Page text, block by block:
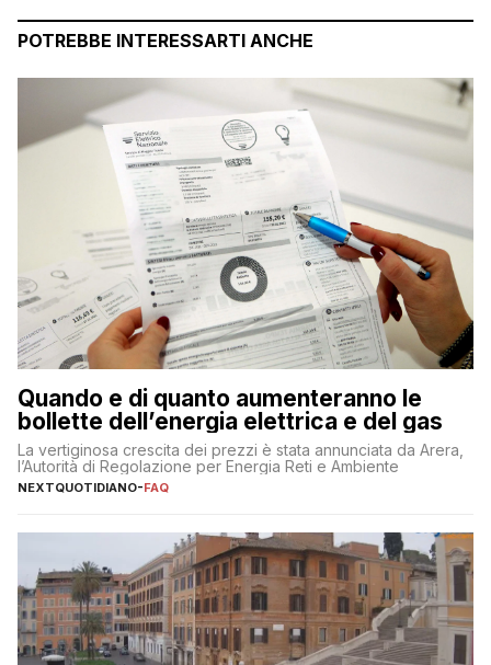
POTREBBE INTERESSARTI ANCHE
Quando e di quanto aumenteranno le
bollette dell’energia elettrica e del gas
La vertiginosa crescita dei prezzi è stata annunciata da Arera,
l’Autorità di Regolazione per Energia Reti e Ambiente
NEXTQUOTIDIANO-FAQ